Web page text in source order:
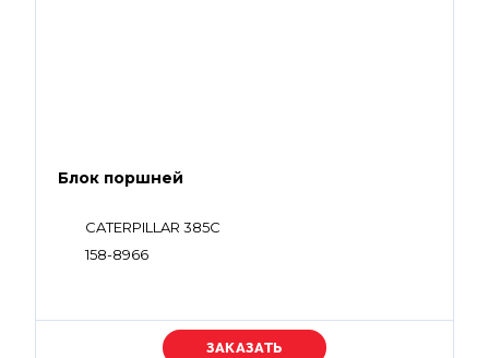
Блок поршней
CATERPILLAR 385C
158-8966
Уточняйте цену